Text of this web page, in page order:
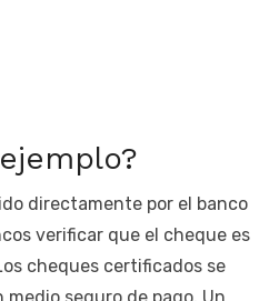
directamente por el banco
verificar que el cheque es
cheques certificados se